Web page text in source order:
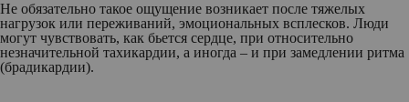
Не обязательно такое ощущение возникает после тяжелых
нагрузок или переживаний, эмоциональных всплесков. Люди
могут чувствовать, как бьется сердце, при относительно
незначительной тахикардии, а иногда – и при замедлении ритма
(брадикардии).